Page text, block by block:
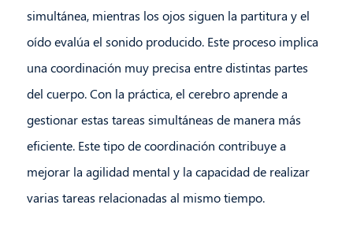
simultánea, mientras los ojos siguen la partitura y el
oído evalúa el sonido producido. Este proceso implica
una coordinación muy precisa entre distintas partes
del cuerpo. Con la práctica, el cerebro aprende a
gestionar estas tareas simultáneas de manera más
eficiente. Este tipo de coordinación contribuye a
mejorar la agilidad mental y la capacidad de realizar
varias tareas relacionadas al mismo tiempo.